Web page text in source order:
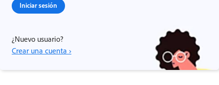
Iniciar sesión
¿Nuevo usuario?
Crear una cuenta ›